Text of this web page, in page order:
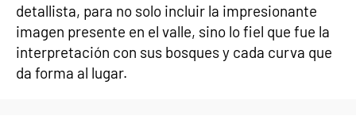
detallista, para no solo incluir la impresionante
imagen presente en el valle, sino lo fiel que fue la
interpretación con sus bosques y cada curva que
da forma al lugar.